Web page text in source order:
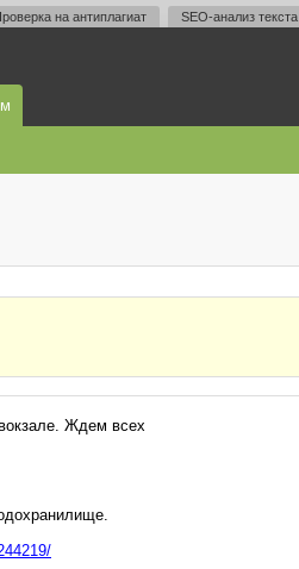
на антиплагиат SEO-анализ текста
Ждем всех